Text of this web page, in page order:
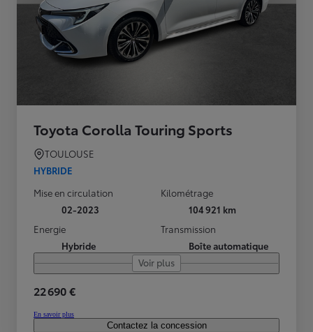
Toyota Corolla Touring Sports
TOULOUSE
HYBRIDE
Mise en circulation
02-2023
Kilométrage
104 921 km
Energie
Hybride
Transmission
Boîte automatique
Voir plus
22 690 €
En savoir plus
Contactez la concession